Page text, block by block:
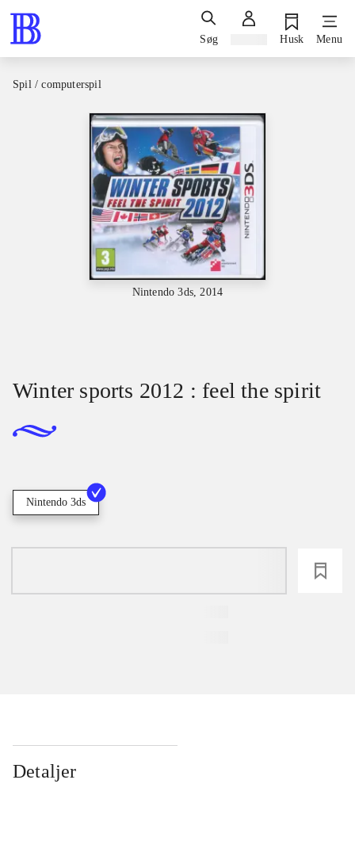
Søg Husk Menu
Spil / computerspil
Nintendo 3ds, 2014
Winter sports 2012 : feel the spirit
Nintendo 3ds
Detaljer